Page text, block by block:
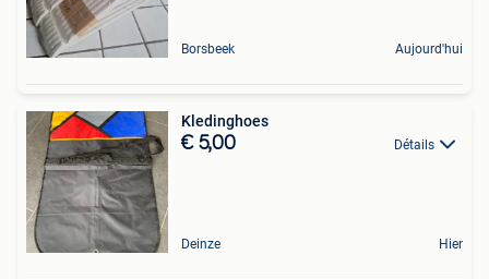
Borsbeek Aujourd'hui
Kledinghoes
€ 5,00 Détails
Deinze Hier